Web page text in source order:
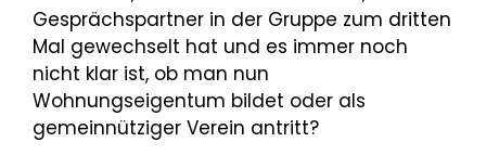
Gesprächspartner in der Gruppe zum dritten
Mal gewechselt hat und es immer noch
nicht klar ist, ob man nun
Wohnungseigentum bildet oder als
gemeinnütziger Verein antritt?